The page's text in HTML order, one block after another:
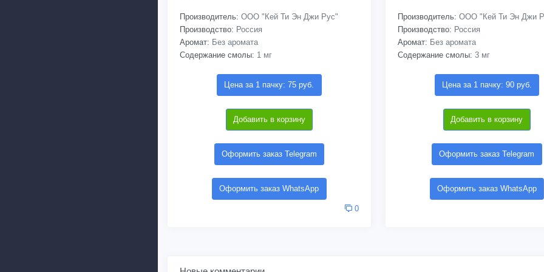
Производитель: ООО "Кей Ти Эн Джи Рус"
Производство: Россия
Аромат: Без аромата
Содержание смолы: 1 мг
Цена за 1 пачку: 75 руб.
Добавить в корзину
Оформить заказ Telegram
Оформить заказ WhatsApp
0
Производитель: ООО "Кей Ти Эн Джи
Производство: Россия
Аромат: Без аромата
Содержание смолы: 3 мг
Цена за 1 пачку: 90 руб.
Добавить в корзину
Оформить заказ Telegram
Оформить заказ WhatsApp